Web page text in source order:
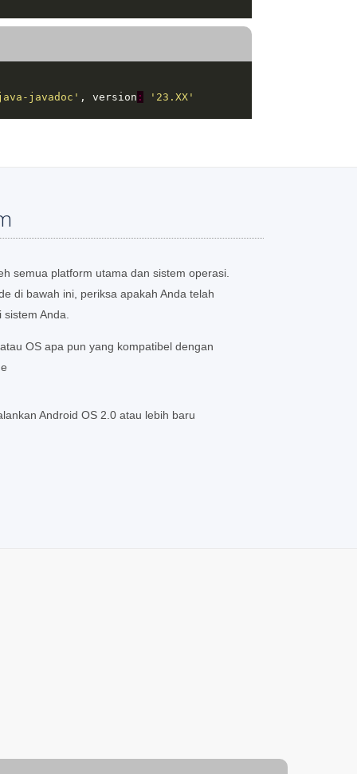
javadoc' , version : '23.XX'
semua platform utama dan sistem operasi.
di bawah ini, periksa apakah Anda telah
Anda.
OS apa pun yang kompatibel dengan
Android OS 2.0 atau lebih baru